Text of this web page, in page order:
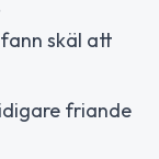
skäl att
friande